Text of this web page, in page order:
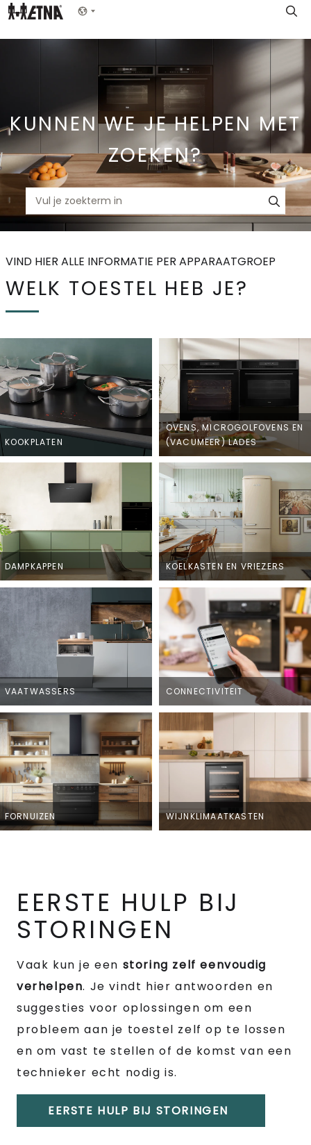
Skip
Show menu
KUNNEN WE JE HELPEN MET
ZOEKEN?
VIND HIER ALLE INFORMATIE PER APPARAATGROEP
WELK TOESTEL HEB JE?
KOOKPLATEN
OVENS, MICROGOLFOVENS EN
(VACUMEER) LADES
DAMPKAPPEN KOELKASTEN EN VRIEZERS
VAATWASSERS CONNECTIVITEIT
FORNUIZEN WIJNKLIMAATKASTEN
EERSTE HULP BIJ
STORINGEN
Vaak kun je een storing zelf eenvoudig
verhelpen. Je vindt hier antwoorden en
suggesties voor oplossingen om een
probleem aan je toestel zelf op te lossen
en om vast te stellen of de komst van een
technieker echt nodig is.
EERSTE HULP BIJ STORINGEN